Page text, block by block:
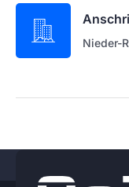
Nieder-